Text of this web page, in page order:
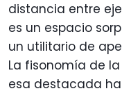
distancia entre
es un espacio
un utilitario de
La fisonomía de
esa destacada